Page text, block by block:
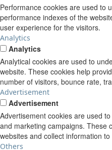
Performance cookies are used to
performance indexes of the
user experience for the visitors.
Analytics
Analytics
Analytical cookies are used to
website. These cookies help
number of visitors, bounce rate,
Advertisement
Advertisement
Advertisement cookies are used
and marketing campaigns. These
websites and collect information
Others